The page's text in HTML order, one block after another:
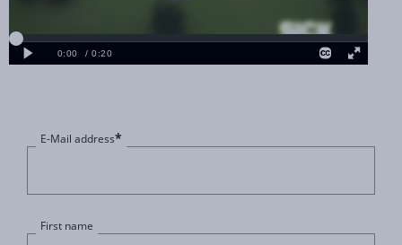
E-Mail address*
First name